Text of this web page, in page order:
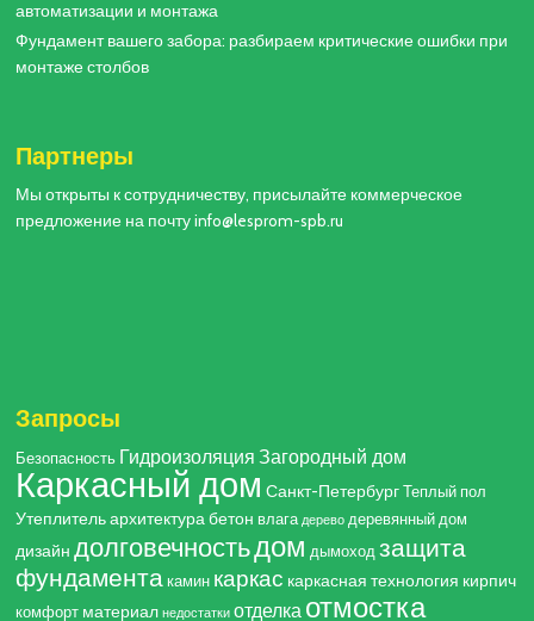
автоматизации и монтажа
Фундамент вашего забора: разбираем критические ошибки при
монтаже столбов
Партнеры
Мы открыты к сотрудничеству, присылайте коммерческое
предложение на почту info@lesprom-spb.ru
Запросы
Безопасность Гидроизоляция Загородный дом
Каркасный дом Санкт-Петербург Теплый пол
Утеплительархитектурабетон влага дерево деревянный дом
дизайн долговечностьдом дымоход защита
фундамента камин каркас каркасная технология кирпич
комфорт материал недостатки отделка отмостка